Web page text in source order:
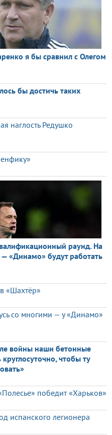
я бы сравнил с Олегом
бы достичь таких
наглость Редушко
раунд. На
«Динамо» будут работать
«Шахтёр»
со многими — у «Динамо»
войны наши бетонные
чтобы ту
победит «Харьков»
испанского легионера